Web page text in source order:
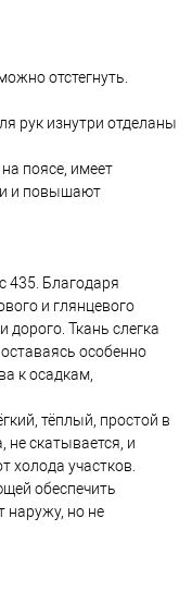
отстегнуть.
рук изнутри отделаны
поясе, имеет
и повышают
435. Благодаря
и глянцевого
Ткань слегка
особенно
к осадкам,
тёплый, простой в
не скатывается, и
холода участков.
обеспечить
наружу, но не